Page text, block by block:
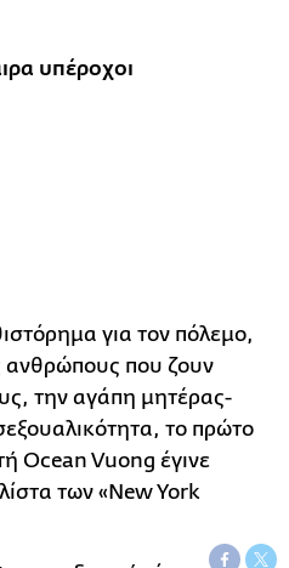
υπέροχοι
για τον πόλεμο,
ανθρώπους που ζουν
την αγάπη μητέρας-
το πρώτο
Ocean Vuong έγινε
των «New York